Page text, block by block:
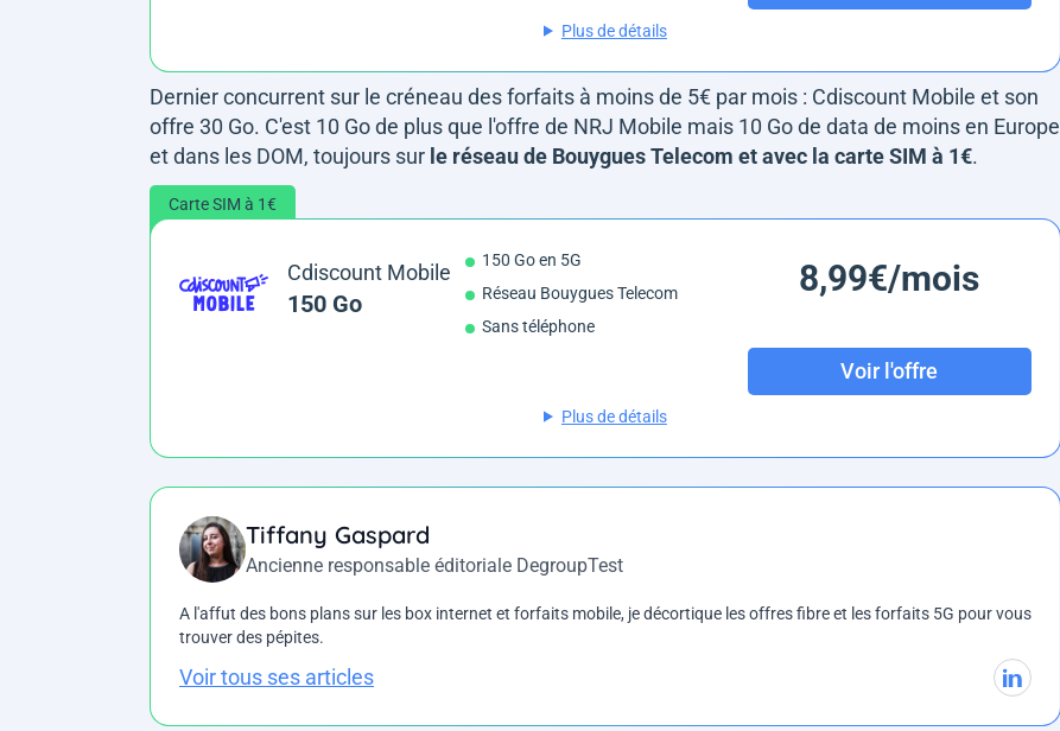
Plus de détails
Dernier concurrent sur le créneau des forfaits à moins de 5€ par mois : Cdiscount Mobile et son
offre 30 Go. C'est 10 Go de plus que l'offre de NRJ Mobile mais 10 Go de data de moins en Europe
et dans les DOM, toujours sur le réseau de Bouygues Telecom et avec la carte SIM à 1€.
Carte SIM à 1€
Cdiscount Mobile
150 Go
150 Go en 5G
Réseau Bouygues Telecom
Sans téléphone
8,99€/mois
Voir l'offre
Plus de détails
Tiffany Gaspard
Ancienne responsable éditoriale DegroupTest
A l'affut des bons plans sur les box internet et forfaits mobile, je décortique les offres fibre et les forfaits 5G pour vous
trouver des pépites.
Voir tous ses articles